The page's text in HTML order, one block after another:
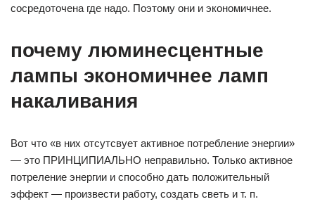
сосредоточена где надо. Поэтому они и экономичнее.
почему люминесцентные
лампы экономичнее ламп
накаливания
Вот что «в них отсутсвует активное потребление энергии»
— это ПРИНЦИПИАЛЬНО неправильно. Только активное
потреление энергии и способно дать положительный
эффект — произвести работу, создать светь и т. п.